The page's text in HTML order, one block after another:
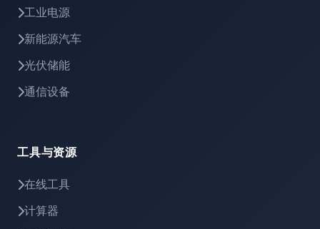
工业电源
新能源汽车
光伏储能
通信设备
工具与资源
在线工具
计算器